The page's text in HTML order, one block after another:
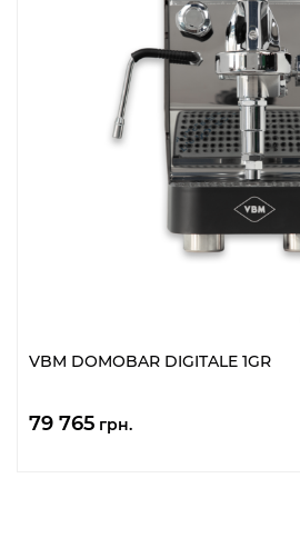
VBM DOMOBAR DIGITALE 1GR
79 765 грн.